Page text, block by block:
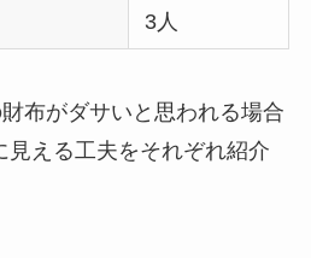
3人
布がダサいと思われる場合
見える工夫をそれぞれ紹介